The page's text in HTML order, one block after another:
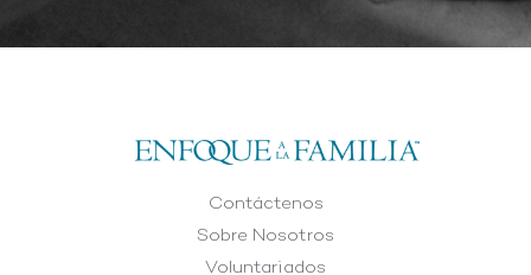
Contáctenos
Sobre Nosotros
Voluntariados